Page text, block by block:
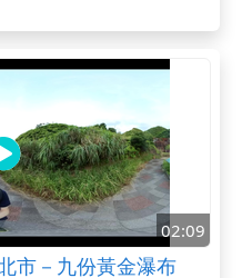
02:09
市－九份黃金瀑布